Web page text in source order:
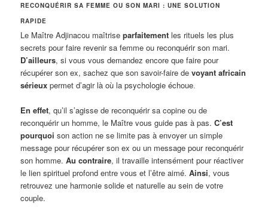
RECONQUÉRIR SA FEMME OU SON MARI : UNE SOLUTION
RAPIDE
Le Maître Adjinacou maîtriseparfaitement les rituels les plus
secrets pour faire revenir sa femme ou reconquérir son mari.
D’ailleurs, si vous vous demandez encore que faire pour
récupérer son ex, sachez que son savoir-faire devoyant africain
sérieux permet d’agir là où la psychologie échoue.
En effet, qu’il s’agisse de reconquérir sa copine ou de
reconquérir un homme, le Maître vous guide pas à pas.C’est
pourquoi son action ne se limite pas à envoyer un simple
message pour récupérer son ex ou un message pour reconquérir
son homme.Au contraire, il travaille intensément pour réactiver
le lien spirituel profond entre vous et l’être aimé.Ainsi, vous
retrouvez une harmonie solide et naturelle au sein de votre
couple.